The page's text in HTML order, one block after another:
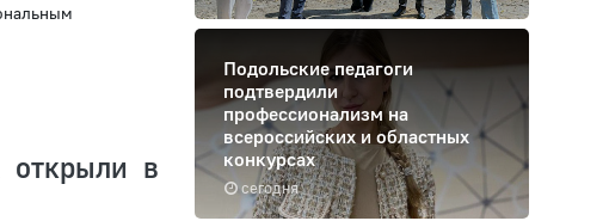
открыли в
сегодня
Подольские педагоги
подтвердили
профессионализм на
всероссийских и областных
конкурсах